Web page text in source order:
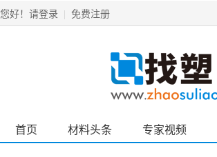
您好！ 请登录 免费注册
首页 材料头条 专家视频